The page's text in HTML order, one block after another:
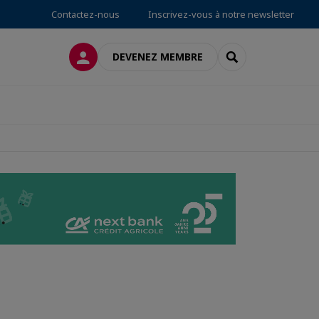
Contactez-nous Inscrivez-vous à notre newsletter
CONNEXIONDEVENEZ MEMBRE RECHERCHER